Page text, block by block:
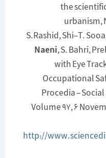
the
Naeni, S.
with
Procedia –
Volume 97, 6
http://